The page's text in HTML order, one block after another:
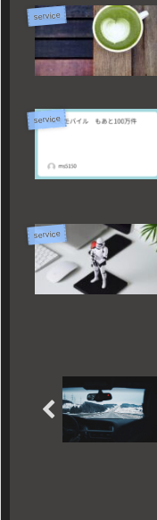
service
service
service